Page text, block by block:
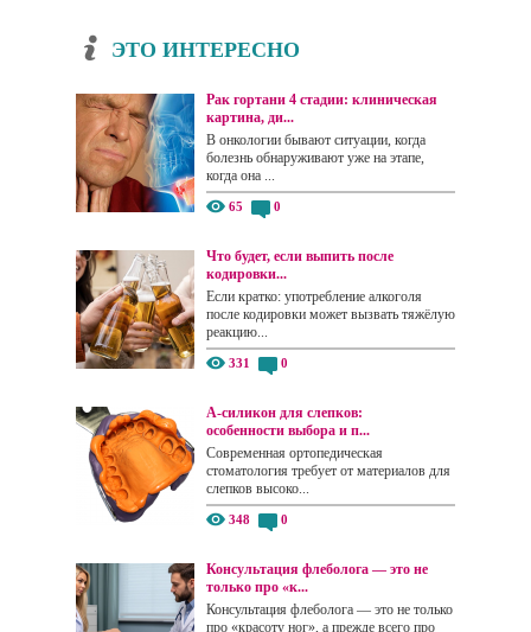
ЭТО ИНТЕРЕСНО
Рак гортани 4 стадии: клиническая
картина, ди...
В онкологии бывают ситуации, когда
болезнь обнаруживают уже на этапе,
когда она ...
65 0
Что будет, если выпить после
кодировки...
Если кратко: употребление алкоголя
после кодировки может вызвать тяжёлую
реакцию...
331 0
А-силикон для слепков:
особенности выбора и п...
Современная ортопедическая
стоматология требует от материалов для
слепков высоко...
348 0
Консультация флеболога — это не
только про «к...
Консультация флеболога — это не только
про «красоту ног», а прежде всего про